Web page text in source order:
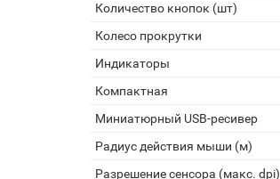
Количество кнопок (шт)
Колесо прокрутки
Индикаторы
Компактная
Миниатюрный USB-ресивер
Радиус действия мыши (м)
Разрешение сенсора (макс. dpi)